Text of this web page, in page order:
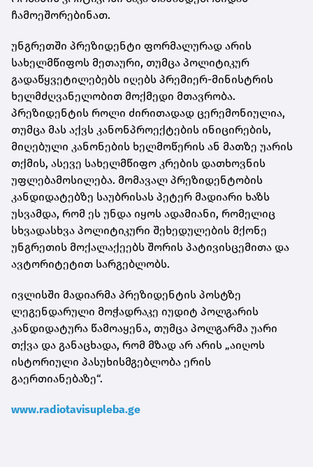
ჩამოეშორებინათ.
უნგრეთში პრეზიდენტი ფორმალურად არის
სახელმწიფოს მეთაური, თუმცა პოლიტიკურ
გადაწყვეტილებებს იღებს პრემიერ-მინისტრის
ხელმძღვანელობით მოქმედი მთავრობა.
პრეზიდენტის როლი ძირითადად ცერემონიულია,
თუმცა მას აქვს კანონპროექტების ინიცირების,
მიღებული კანონების ხელმოწერის ან მათზე უარის
თქმის, ასევე სახელმწიფო კრების დათხოვნის
უფლებამოსილება. მომავალ პრეზიდენტობის
კანდიდატებზე საუბრისას პეტერ მადიარი ხაზს
უსვამდა, რომ ეს უნდა იყოს ადამიანი, რომელიც
სხვადასხვა პოლიტიკური შეხედულების მქონე
უნგრეთის მოქალაქეებს შორის პატივისცემითა და
ავტორიტეტით სარგებლობს.
ივლისში მადიარმა პრეზიდენტის პოსტზე
ლეგენდარული მოჭადრაკე იუდიტ პოლგარის
კანდიდატურა წამოაყენა, თუმცა პოლგარმა უარი
თქვა და განაცხადა, რომ მზად არ არის „აიღოს
ისტორიული პასუხისმგებლობა ერის
გაერთიანებაზე“.
www.radiotavisupleba.ge